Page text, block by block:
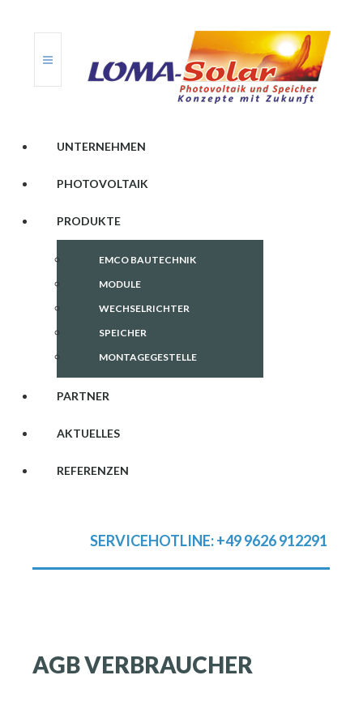
UNTERNEHMEN
PHOTOVOLTAIK
PRODUKTE
EMCO BAUTECHNIK
MODULE
WECHSELRICHTER
SPEICHER
MONTAGEGESTELLE
PARTNER
AKTUELLES
REFERENZEN
SERVICEHOTLINE: +49 9626 912291
AGBVERBRAUCHER